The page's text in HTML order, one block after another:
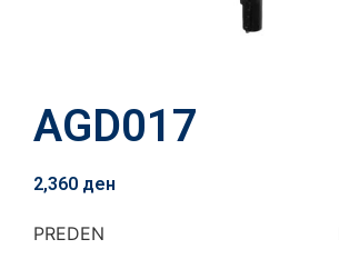
AGD017
2,360 ден
PREDEN